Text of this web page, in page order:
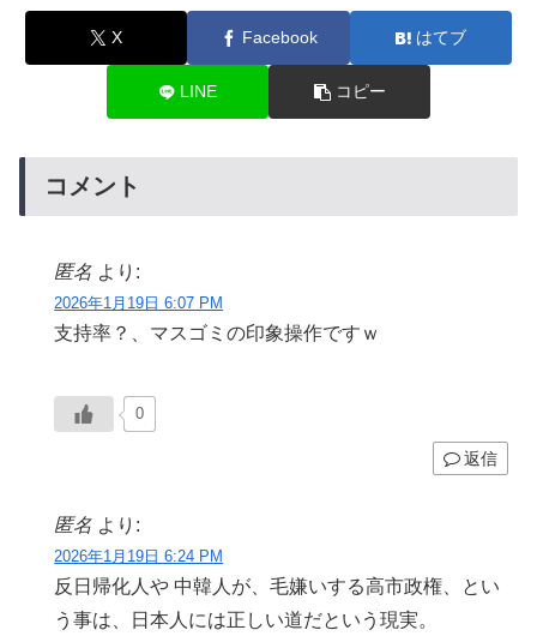
X Facebook はてブ
LINE コピー
コメント
匿名 より:
2026年1月19日 6:07 PM
支持率？、マスゴミの印象操作ですｗ
0
返信
匿名 より:
2026年1月19日 6:24 PM
反日帰化人や 中韓人が、毛嫌いする高市政権、とい
う事は、日本人には正しい道だという現実。